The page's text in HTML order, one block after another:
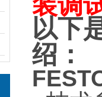
以下
绍：